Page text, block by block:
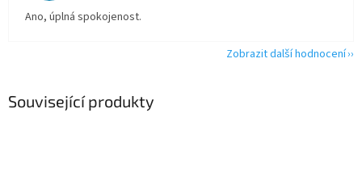
Související produkty
Ano, úplná spokojenost.
Zobrazit další hodnocení